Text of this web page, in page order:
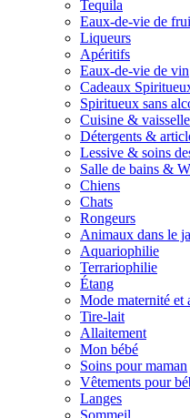
Tequila
Eaux-de-vie de
Liqueurs
Apéritifs
Eaux-de-vie de vin
Cadeaux
Spiritueux sans
Cuisine & vaisselle
Détergents &
Lessive & soins
Salle de bains &
Chiens
Chats
Rongeurs
Animaux dans le
Aquariophilie
Terrariophilie
Étang
Mode maternité et
Tire-lait
Allaitement
Mon bébé
Soins pour maman
Vêtements pour
Langes
Sommeil